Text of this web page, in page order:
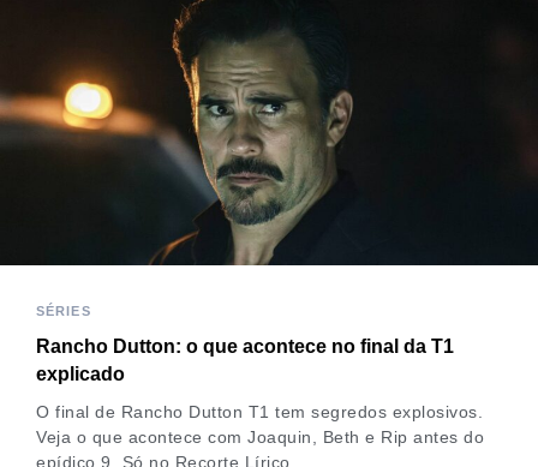
SÉRIES
Rancho Dutton: o que acontece no final da T1
explicado
O final de Rancho Dutton T1 tem segredos explosivos.
Veja o que acontece com Joaquin, Beth e Rip antes do
epídico 9. Só no Recorte Lírico.